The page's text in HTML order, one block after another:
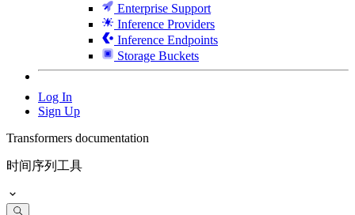
Enterprise Support
Inference Providers
Inference Endpoints
Storage Buckets
Log In
Sign Up
Transformers documentation
时间序列工具